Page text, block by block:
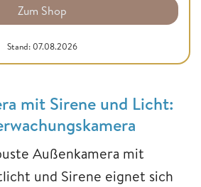
Zum Shop
Stand: 07.08.2026
mit Sirene und Licht:
Außenkamera mit
und Sirene eignet sich